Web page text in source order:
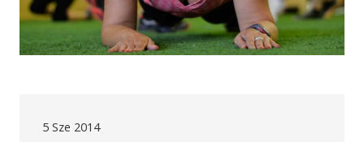
5 Sze 2014